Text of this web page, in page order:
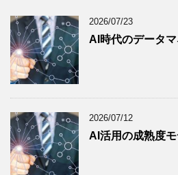
2026/07/23
AI時代のデータ
2026/07/12
AI活用の成熟度